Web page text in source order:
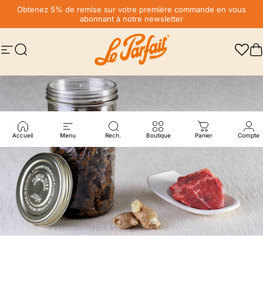
Passer au contenu
Obtenez 5% de remise sur votre première commande en vous
abonnant à notre newsletter
Diaporama Pause
Rechercher
Navigation LE PARFAIT® | BOUTIQUE OFFICIELLE
Accueil Menu Rech. Boutique Panier Compte